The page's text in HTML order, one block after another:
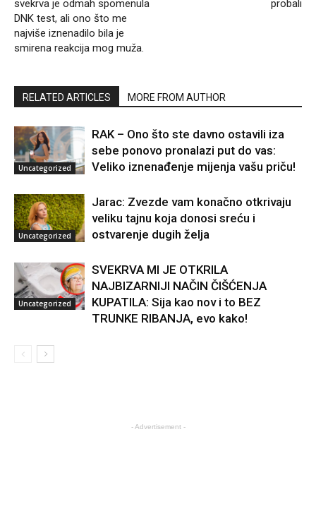
svekrva je odmah spomenula
DNK test, ali ono što me
najviše iznenadilo bila je
smirena reakcija mog muža.
probali
RELATED ARTICLES MORE FROM AUTHOR
Uncategorized
RAK – Ono što ste davno ostavili iza
sebe ponovo pronalazi put do vas:
Veliko iznenađenje mijenja vašu priču!
Uncategorized
Jarac: Zvezde vam konačno otkrivaju
veliku tajnu koja donosi sreću i
ostvarenje dugih želja
Uncategorized
SVEKRVA MI JE OTKRILA
NAJBIZARNIJI NAČIN ČIŠĆENJA
KUPATILA: Sija kao nov i to BEZ
TRUNKE RIBANJA, evo kako!
- Advertisement -